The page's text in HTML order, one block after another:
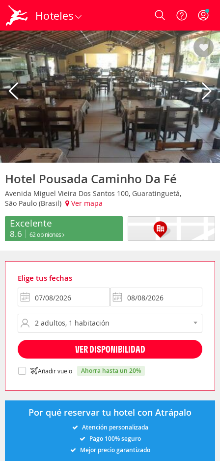
Hoteles Login
Hotel Pousada Caminho Da Fé
Avenida Miguel Vieira Dos Santos 100, Guaratinguetá,
São Paulo (Brasil)
Ver mapa
Excelente
8.6 62 opiniones
Elige tus fechas
VER DISPONIBILIDAD
Añadir vuelo ahorra hasta un 20%
Por qué reservar tu hotel con Atrápalo
Atención personalizada
Pago 100% seguro
Mejor precio garantizado